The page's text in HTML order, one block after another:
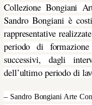
Collezione Bongiani
Sandro Bongiani è
rappresentative
periodo di
successivi, dagli
dell’ultimo periodo di
– Sandro Bongiani Arte